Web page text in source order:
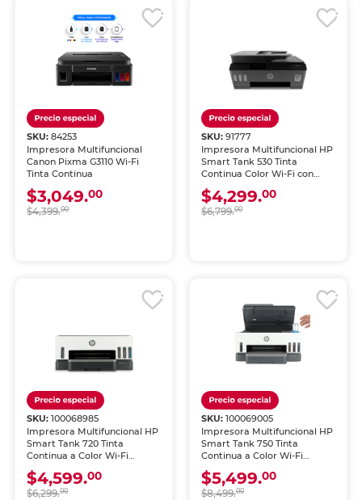
SKU:84253
Impresora Multifuncional
Canon Pixma G3110 Wi-Fi
Tinta Continua
$3,049.00
$4,399.00
SKU: 91777
Impresora Multifuncional HP
Smart Tank 530 Tinta
Continua Color Wi-Fi con
Alimentador Automático
$4,299.00
$6,799.00
SKU:100068985
Impresora Multifuncional HP
Smart Tank 720 Tinta
Continua a Color Wi-Fi
Dúplex
$4,599.00
$6,299.00
SKU: 100069005
Impresora Multifuncional HP
Smart Tank 750 Tinta
Continua a Color Wi-Fi
Dúplex con Alimentador
Automático
$5,499.00
$8,499.00